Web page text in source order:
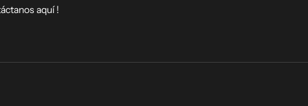
aquí!